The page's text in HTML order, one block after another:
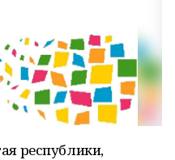
республики,